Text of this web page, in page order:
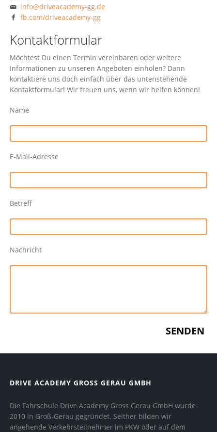
info@driveacademy-gg.de
fb.com/driveacademy-gg
Kontaktformular
Möchtest Du einen Termin vereinbaren oder weitere
Informationen zu unseren Angeboten einholen? Dann
kontaktiere uns doch einfach über das untenstehende
Kontaktformular! Wir freuen uns, wenn wir helfen können!
Name
E-Mail-Adresse
Betreff
Nachricht
DRIVE ACADEMY GROSS GERAU GMBH
Die Fahrschule Drive Academy Gross Gerau GmbH wurde
2010 in Groß-Gerau gegründet. Seither bilden wir
angehende Verkehrsteilnehmer im PKW oder auf dem